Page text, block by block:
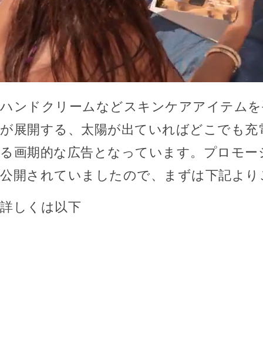
ハンドクリームなどスキンケアアイテム
が展開する、太陽が出ていればどこでも
る画期的な広告となっています。プロモ
公開されていましたので、まずは下記よ
詳しくは以下